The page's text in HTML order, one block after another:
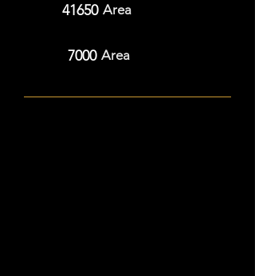
41650 Area
7000 Area